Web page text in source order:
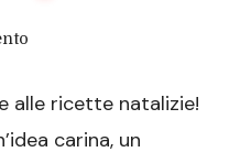
di
alle ricette natalizie!
carina, un